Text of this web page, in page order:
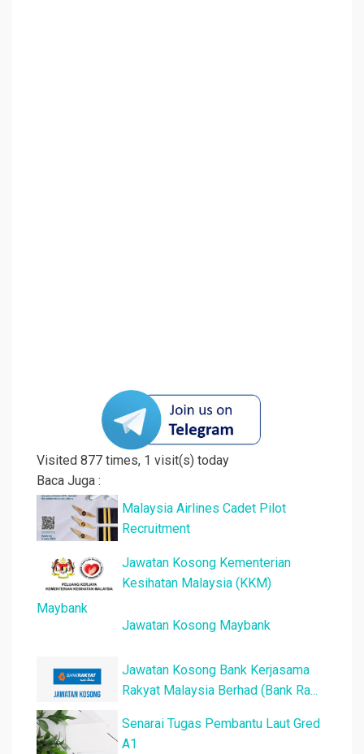
Visited 877 times, 1 visit(s) today
Baca Juga :
Malaysia Airlines Cadet Pilot
Recruitment
Jawatan Kosong Kementerian
Kesihatan Malaysia (KKM)
Jawatan Kosong Maybank
Jawatan Kosong Bank Kerjasama
Rakyat Malaysia Berhad (Bank Ra...
Senarai Tugas Pembantu Laut Gred
A1